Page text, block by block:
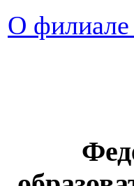
О филиале